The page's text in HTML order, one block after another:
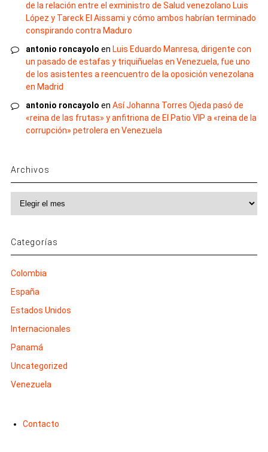
de la relación entre el exministro de Salud venezolano Luis
López y Tareck El Aissami y cómo ambos habrían terminado
conspirando contra Maduro
antonio roncayolo en Luis Eduardo Manresa, dirigente con
un pasado de estafas y triquiñuelas en Venezuela, fue uno
de los asistentes a reencuentro de la oposición venezolana
en Madrid
antonio roncayolo en Así Johanna Torres Ojeda pasó de
«reina de las frutas» y anfitriona de El Patio VIP a «reina de la
corrupción» petrolera en Venezuela
Archivos
Categorías
Colombia
España
Estados Unidos
Internacionales
Panamá
Uncategorized
Venezuela
Contacto